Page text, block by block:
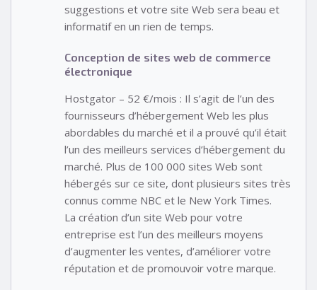
suggestions et votre site Web sera beau et
informatif en un rien de temps.
Conception de sites web de commerce
électronique
Hostgator – 52 €/mois : Il s’agit de l’un des
fournisseurs d’hébergement Web les plus
abordables du marché et il a prouvé qu’il était
l’un des meilleurs services d’hébergement du
marché. Plus de 100 000 sites Web sont
hébergés sur ce site, dont plusieurs sites très
connus comme NBC et le New York Times.
La création d’un site Web pour votre
entreprise est l’un des meilleurs moyens
d’augmenter les ventes, d’améliorer votre
réputation et de promouvoir votre marque.